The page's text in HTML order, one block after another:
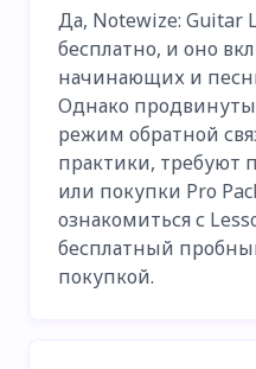
Да, Notewize: Guitar
бесплатно, и оно
начинающих и
Однако
режим обратной
практики, требуют
или покупки Pro
ознакомиться с
бесплатный
покупкой.